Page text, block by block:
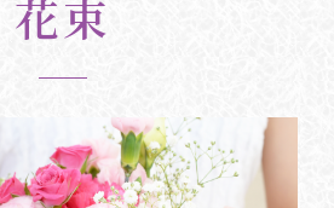
花束